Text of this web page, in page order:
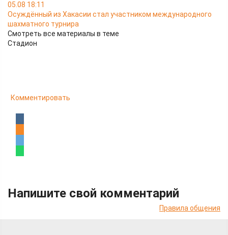
05.08 18:11
Осуждённый из Хакасии стал участником международного
шахматного турнира
Смотреть все материалы в теме
Стадион
Комментировать
Напишите свой комментарий
Правила общения